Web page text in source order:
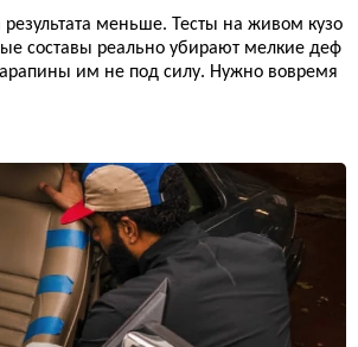
меньше. Тесты на живом кузо
составы реально убирают мелкие деф
им не под силу. Нужно вовремя